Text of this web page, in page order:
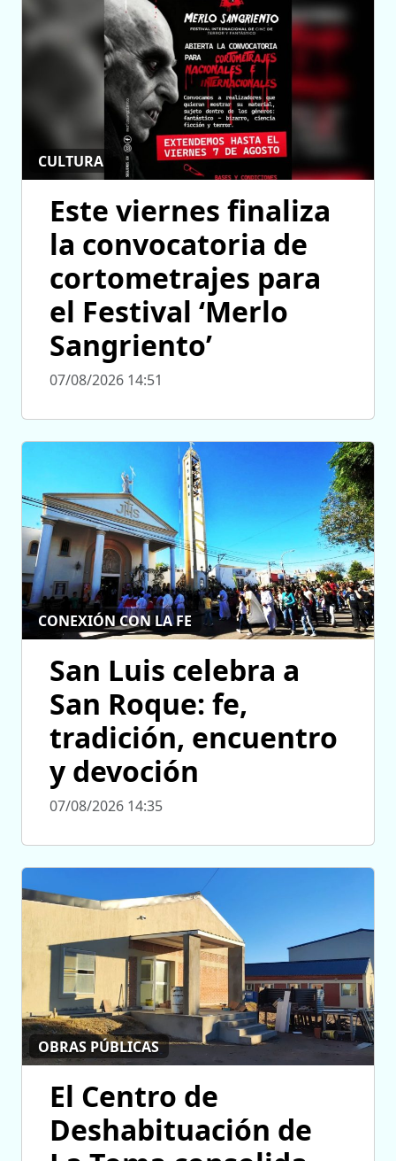
CULTURA
Este viernes finaliza
la convocatoria de
cortometrajes para
el Festival ‘Merlo
Sangriento’
07/08/2026 14:51
CONEXIÓN CON LA FE
San Luis celebra a
San Roque: fe,
tradición, encuentro
y devoción
07/08/2026 14:35
OBRAS PÚBLICAS
El Centro de
Deshabituación de